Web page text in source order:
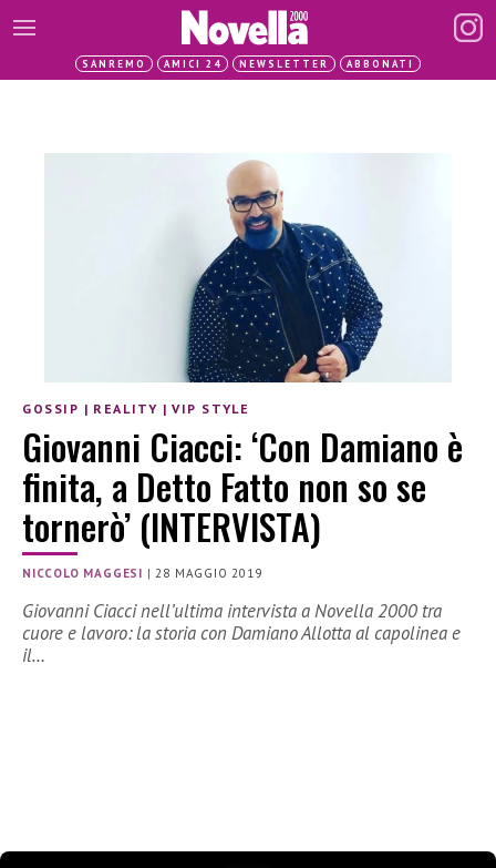
SANREMO AMICI 24 NEWSLETTER ABBONATI
GOSSIP | REALITY |VIP STYLE
Giovanni Ciacci: ‘Con Damiano è
finita, a Detto Fatto non so se
tornerò’ (INTERVISTA)
NICCOLO MAGGESI |28 MAGGIO 2019
Giovanni Ciacci nell’ultima intervista a Novella 2000 tra
cuore e lavoro: la storia con Damiano Allotta al capolinea e
il…